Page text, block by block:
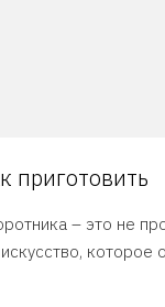
приготовить
– это не
которое